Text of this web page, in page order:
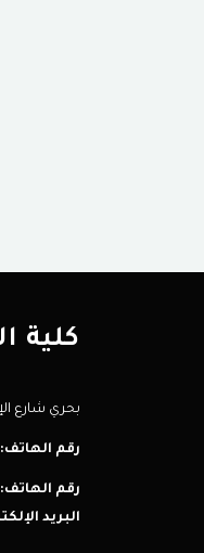
كلية
بحري شارع الإنقاذ -
رقم الهاتف:
رقم الهاتف:
البريد